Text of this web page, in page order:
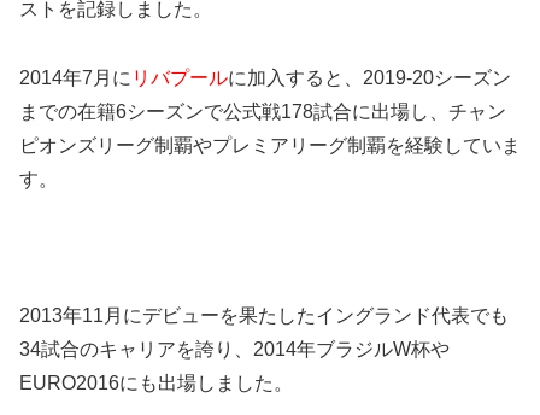
ストを記録しました。
2014年7月に リバプールに加入すると、2019-20シーズン
までの在籍6シーズンで公式戦178試合に出場し、チャン
ピオンズリーグ制覇やプレミアリーグ制覇を経験していま
す。
2013年11月にデビューを果たしたイングランド代表でも
34試合のキャリアを誇り、2014年ブラジルW杯や
EURO2016にも出場しました。